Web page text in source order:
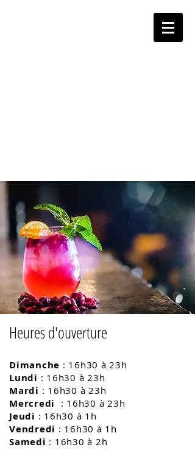
Heures d'ouverture
Dimanche : 16h30 à 23h
Lundi : 16h30 à 23h
Mardi : 16h30 à 23h
Mercredi : 16h30 à 23h
Jeudi : 16h30 à 1h
Vendredi : 16h30 à 1h
Samedi : 16h30 à 2h